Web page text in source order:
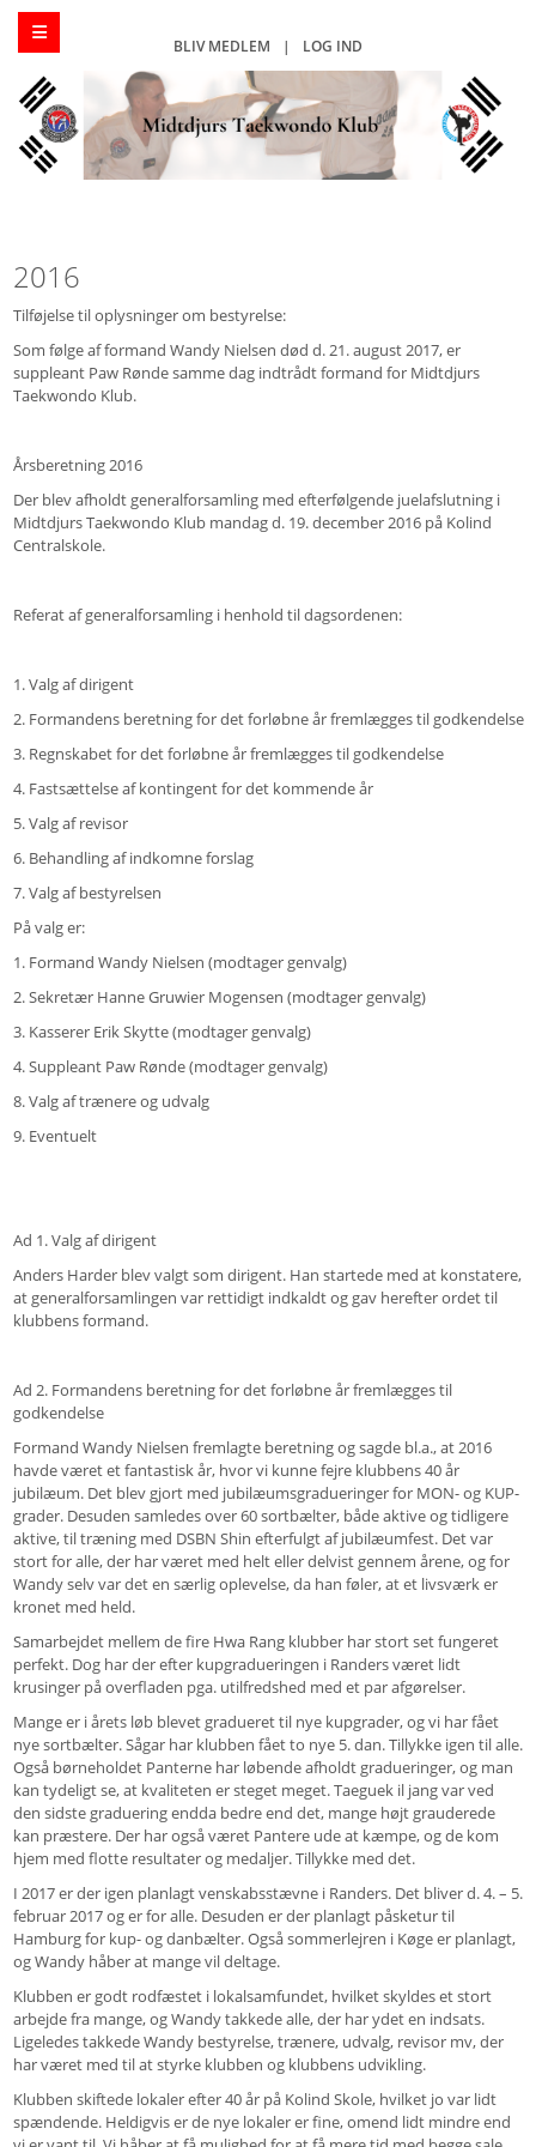
BLIV MEDLEM | LOG IND
2016
Tilføjelse til oplysninger om bestyrelse:
Som følge af formand Wandy Nielsen død d. 21. august 2017, er
suppleant Paw Rønde samme dag indtrådt formand for Midtdjurs
Taekwondo Klub.
Årsberetning 2016
Der blev afholdt generalforsamling med efterfølgende juelafslutning i
Midtdjurs Taekwondo Klub mandag d. 19. december 2016 på Kolind
Centralskole.
Referat af generalforsamling i henhold til dagsordenen:
1. Valg af dirigent
2. Formandens beretning for det forløbne år fremlægges til godkendelse
3. Regnskabet for det forløbne år fremlægges til godkendelse
4. Fastsættelse af kontingent for det kommende år
5. Valg af revisor
6. Behandling af indkomne forslag
7. Valg af bestyrelsen
På valg er:
1. Formand Wandy Nielsen (modtager genvalg)
2. Sekretær Hanne Gruwier Mogensen (modtager genvalg)
3. Kasserer Erik Skytte (modtager genvalg)
4. Suppleant Paw Rønde (modtager genvalg)
8. Valg af trænere og udvalg
9. Eventuelt
Ad 1. Valg af dirigent
Anders Harder blev valgt som dirigent. Han startede med at konstatere,
at generalforsamlingen var rettidigt indkaldt og gav herefter ordet til
klubbens formand.
Ad 2. Formandens beretning for det forløbne år fremlægges til
godkendelse
Formand Wandy Nielsen fremlagte beretning og sagde bl.a., at 2016
havde været et fantastisk år, hvor vi kunne fejre klubbens 40 år
jubilæum. Det blev gjort med jubilæumsgradueringer for MON- og KUP-
grader. Desuden samledes over 60 sortbælter, både aktive og tidligere
aktive, til træning med DSBN Shin efterfulgt af jubilæumfest. Det var
stort for alle, der har været med helt eller delvist gennem årene, og for
Wandy selv var det en særlig oplevelse, da han føler, at et livsværk er
kronet med held.
Samarbejdet mellem de fire Hwa Rang klubber har stort set fungeret
perfekt. Dog har der efter kupgradueringen i Randers været lidt
krusinger på overfladen pga. utilfredshed med et par afgørelser.
Mange er i årets løb blevet gradueret til nye kupgrader, og vi har fået
nye sortbælter. Sågar har klubben fået to nye 5. dan. Tillykke igen til alle.
Også børneholdet Panterne har løbende afholdt gradueringer, og man
kan tydeligt se, at kvaliteten er steget meget. Taeguek il jang var ved
den sidste graduering endda bedre end det, mange højt grauderede
kan præstere. Der har også været Pantere ude at kæmpe, og de kom
hjem med flotte resultater og medaljer. Tillykke med det.
I 2017 er der igen planlagt venskabsstævne i Randers. Det bliver d. 4. – 5.
februar 2017 og er for alle. Desuden er der planlagt påsketur til
Hamburg for kup- og danbælter. Også sommerlejren i Køge er planlagt,
og Wandy håber at mange vil deltage.
Klubben er godt rodfæstet i lokalsamfundet, hvilket skyldes et stort
arbejde fra mange, og Wandy takkede alle, der har ydet en indsats.
Ligeledes takkede Wandy bestyrelse, trænere, udvalg, revisor mv, der
har været med til at styrke klubben og klubbens udvikling.
Klubben skiftede lokaler efter 40 år på Kolind Skole, hvilket jo var lidt
spændende. Heldigvis er de nye lokaler er fine, omend lidt mindre end